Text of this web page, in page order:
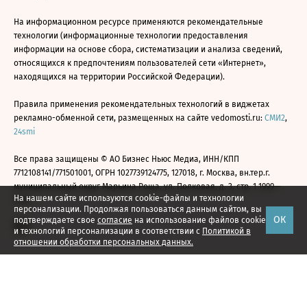
На нашем сайте используются cookie-файлы и технологии
персонализации. Продолжая пользоваться данным сайтом, вы
подтверждаете свое согласие на использование файлов cookie
и технологий персонализации в соответствии с Политикой в
отношении обработки персональных данных.
ОК
На информационном ресурсе применяются рекомендательные
технологии (информационные технологии предоставления
информации на основе сбора, систематизации и анализа сведений,
относящихся к предпочтениям пользователей сети «Интернет»,
находящихся на территории Российской Федерации).
Правила применения рекомендательных технологий в виджетах
рекламно-обменной сети, размещенных на сайте vedomosti.ru: СМИ2,
24smi
Все права защищены © АО Бизнес Ньюс Медиа, ИНН/КПП
7712108141/771501001, ОГРН 1027739124775, 127018, г. Москва, вн.тер.г.
муниципальный округ Марьина Роща, ул. Полковая, д. 3, стр. 1 1999—
2026